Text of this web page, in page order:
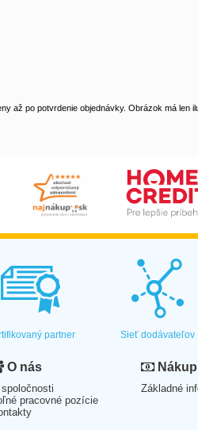
až po potvrdenie objednávky. Obrázok má len
partner Sieť dodávateľov
O nás
pracovné pozície
Nákup
Základné